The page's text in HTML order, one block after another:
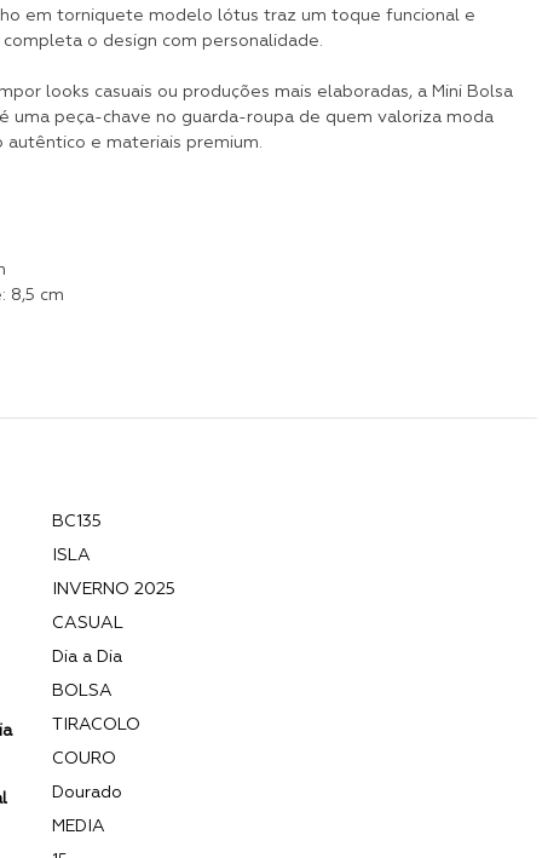
em torniquete modelo lótus traz um toque funcional e
completa o design com personalidade.
looks casuais ou produções mais elaboradas, a Mini Bolsa
uma peça-chave no guarda-roupa de quem valoriza moda
autêntico e materiais premium.
8,5 cm
BC135
ISLA
INVERNO 2025
CASUAL
Dia a Dia
BOLSA
TIRACOLO
COURO
Dourado
MEDIA